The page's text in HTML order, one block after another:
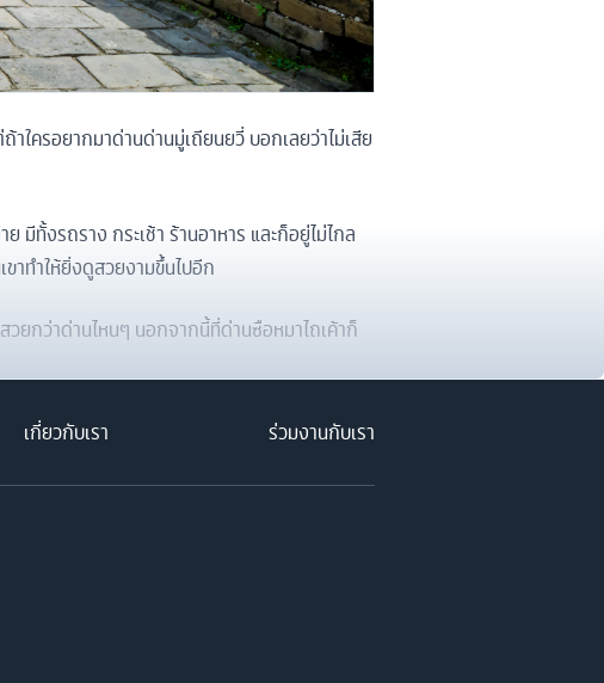
ใครอยากมาด่านด่านมู่เถียนยวี่ บอกเลยว่าไม่เสีย
ทั้งรถราง กระเช้า ร้านอาหาร และก็อยู่ไม่ไกล
าทำให้ยิ่งดูสวยงามขึ้นไปอีก
ยกว่าด่านไหนๆ นอกจากนี้ที่ด่านซือหมาไถเค้าก็
เกี่ยวกับเรา ร่วมงานกับเรา